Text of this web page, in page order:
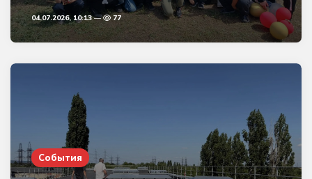
04.07.2026, 10:13 77
События